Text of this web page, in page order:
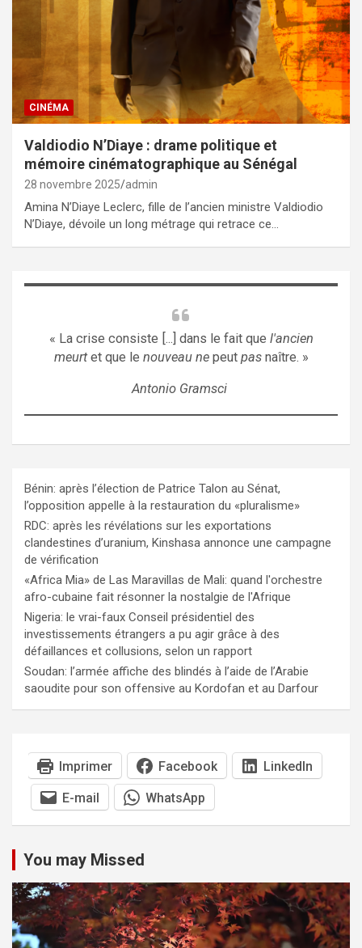
CINÉMA
Valdiodio N’Diaye : drame politique et
mémoire cinématographique au Sénégal
28 novembre 2025 admin
Amina N’Diaye Leclerc, fille de l’ancien ministre Valdiodio
N’Diaye, dévoile un long métrage qui retrace ce…
« La crise consiste [...] dans le fait que l'ancien
meurtet que le nouveau nepeut pasnaître. »
Antonio Gramsci
Bénin: après l’élection de Patrice Talon au Sénat,
l’opposition appelle à la restauration du «pluralisme»
RDC: après les révélations sur les exportations
clandestines d’uranium, Kinshasa annonce une campagne
de vérification
«Africa Mia» de Las Maravillas de Mali: quand l'orchestre
afro-cubaine fait résonner la nostalgie de l'Afrique
Nigeria: le vrai-faux Conseil présidentiel des
investissements étrangers a pu agir grâce à des
défaillances et collusions, selon un rapport
Soudan: l’armée affiche des blindés à l’aide de l’Arabie
saoudite pour son offensive au Kordofan et au Darfour
Imprimer Facebook LinkedIn
E-mail WhatsApp
You may Missed